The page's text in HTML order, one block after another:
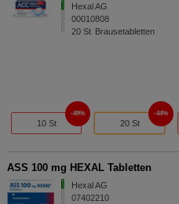
Hexal AG
00010808
20 St Brausetabletten
10 St
49%
20 St
44%
ASS 100 mg HEXAL Tabletten
Hexal AG
07402210